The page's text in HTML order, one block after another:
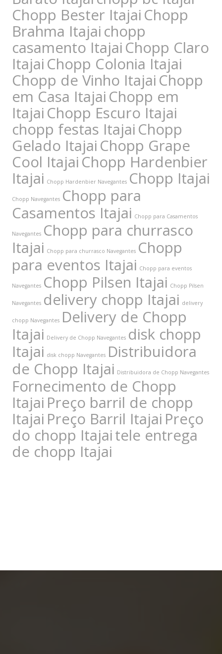
Chopp Bester Itajai Chopp
Brahma Itajai chopp
casamento Itajai Chopp Claro
Itajai Chopp Colonia Itajai
Chopp de Vinho Itajai Chopp
em Casa Itajai Chopp em
Itajai Chopp Escuro Itajai
chopp festas Itajai Chopp
Gelado Itajai Chopp Grape
Cool Itajai Chopp Hardenbier
Itajai Chopp Hardenbier Navegantes Chopp Itajai
Chopp Navegantes Chopp para
Casamentos Itajai Chopp para Casamentos
Navegantes Chopp para churrasco
Itajai Chopp para churrasco Navegantes Chopp
para eventos Itajai Chopp para eventos
Navegantes Chopp Pilsen Itajai Chopp Pilsen
Navegantes delivery chopp Itajai delivery
chopp Navegantes Delivery de Chopp
Itajai Delivery de Chopp Navegantes disk chopp
Itajai disk chopp Navegantes Distribuidora
de Chopp Itajai Distribuidora de Chopp Navegantes
Fornecimento de Chopp
Itajai Preço barril de chopp
Itajai Preço Barril Itajai Preço
do chopp Itajaitele entrega
de chopp Itajai